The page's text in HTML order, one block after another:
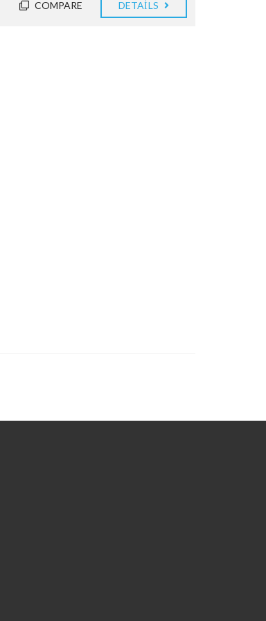
COMPARE DETAILS